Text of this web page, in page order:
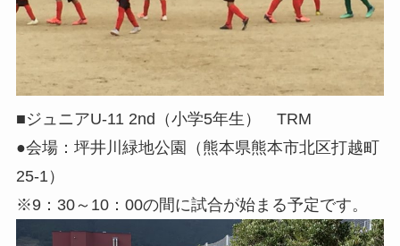
■ジュニアU-11 2nd（小学5年生） TRM
●会場：坪井川緑地公園（熊本県熊本市北区打越町
25-1）
※9：30～10：00の間に試合が始まる予定です。